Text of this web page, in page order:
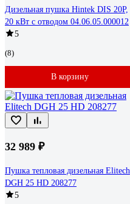
Дизельная пушка Hintek DIS 20P,
20 кВт с отводом 04.06.05.000012
5
(8)
В корзину
32 989 ₽
Пушка тепловая дизельная Elitech
DGH 25 HD 208277
5